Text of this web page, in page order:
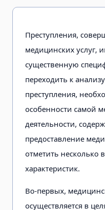
Преступления,
медицинских услуг,
существенную
переходить к
преступления,
особенности самой
деятельности,
предоставление
отметить несколько
характеристик.
Во-первых,
осуществляется в